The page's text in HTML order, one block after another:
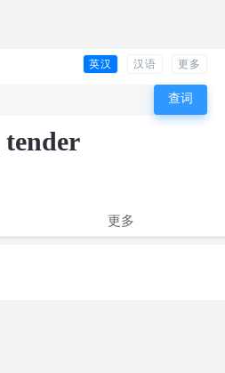
英汉 汉语 更多
tender
更多